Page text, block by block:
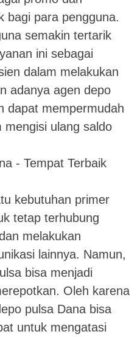
bagi para pengguna.
semakin tertarik
ini sebagai
dalam melakukan
adanya agen depo
dapat mempermudah
mengisi ulang saldo
kebutuhan primer
tetap terhubung
melakukan
lainnya. Namun,
bisa menjadi
Oleh karena
pulsa Dana bisa
untuk mengatasi